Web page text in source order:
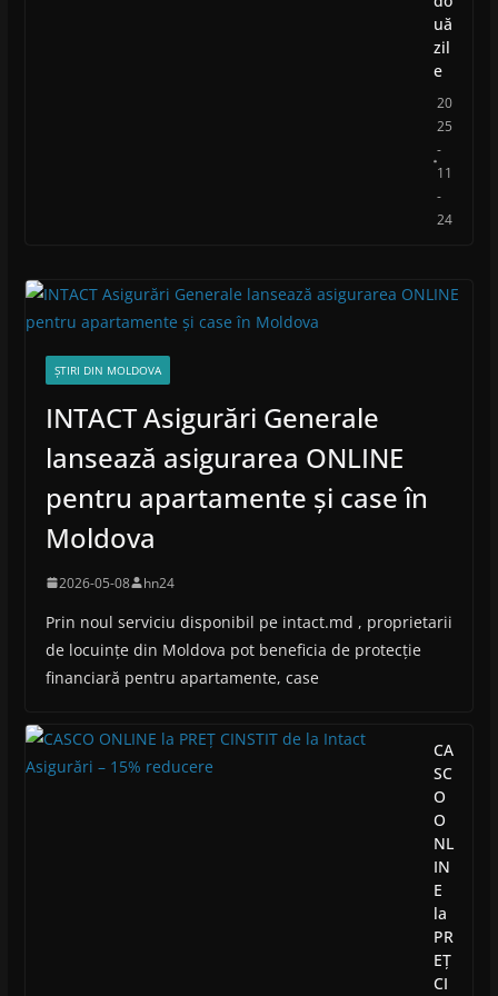
uă
zil
e
20
25
-
11
-
24
ȘTIRI DIN MOLDOVA
INTACT Asigurări Generale
lansează asigurarea ONLINE
pentru apartamente și case în
Moldova
2026-05-08 hn24
Prin noul serviciu disponibil pe intact.md , proprietarii
de locuințe din Moldova pot beneficia de protecție
financiară pentru apartamente, case
CA
SC
O
O
NL
IN
E
la
PR
EȚ
CI